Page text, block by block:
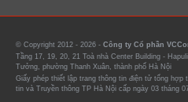
© Copyright 2012 - 2026 - Công ty Cổ phần
Tầng 17, 19, 20, 21 Toà nhà Center Building -
Tưởng, phường Thanh Xuân, thành phố Hà Nội
Giấy phép thiết lập trang thông tin điện tử tổng
tin và Truyền thông TP Hà Nội cấp ngày 03 tháng